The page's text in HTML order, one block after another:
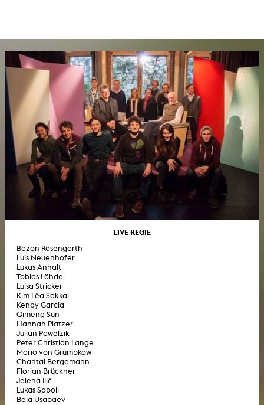
LIVE REGIE
Bazon Rosengarth
Luis Neuenhofer
Lukas Anhalt
Tobias Löhde
Luisa Stricker
Kim Lêa Sakkal
Kendy Garcia
Qimeng Sun
Hannah Platzer
Julian Pawelzik
Peter Christian Lange
Mario von Grumbkow
Chantal Bergemann
Florian Brückner
Jelena Ilić
Lukas Soboll
Bela Usabaev